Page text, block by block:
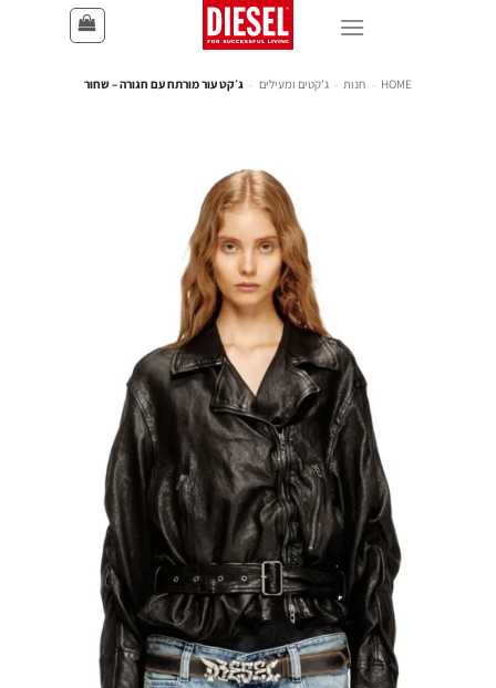
HOME
- חנות - ג'קטים ומעילים - ג׳קט עור מורתח עם חגורה – שחור